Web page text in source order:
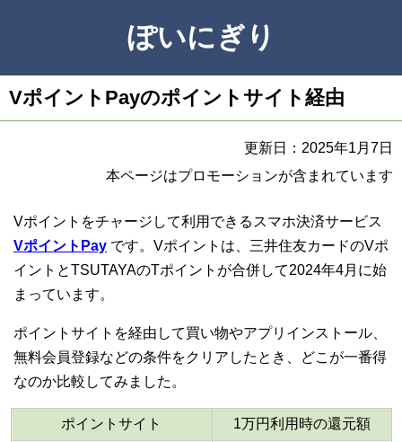
ぽいにぎり
VポイントPayのポイントサイト経由
更新日：2025年1月7日
本ページはプロモーションが含まれています
Vポイントをチャージして利用できるスマホ決済サービス
VポイントPay です。Vポイントは、三井住友カードのVポ
イントとTSUTAYAのTポイントが合併して2024年4月に始
まっています。
ポイントサイトを経由して買い物やアプリインストール、
無料会員登録などの条件をクリアしたとき、どこが一番得
なのか比較してみました。
ポイントサイト 1万円利用時の還元額